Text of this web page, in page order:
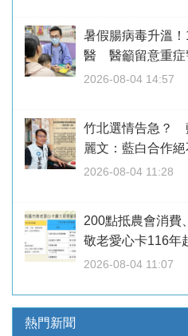
暑假腸病毒升溫
醫 醫籲留意重症
2026-08-04 14:57
竹北選情告急？
麗文：藍白合作
2026-08-04 11:28
200點抵農會消
敬老愛心卡116年
2026-08-04 11:07
熱門新聞